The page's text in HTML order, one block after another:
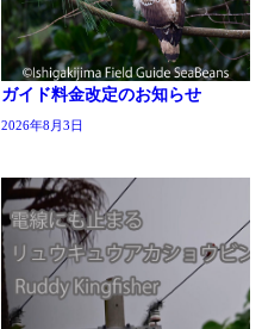
ガイド料金改定のお知らせ
2026年8月3日